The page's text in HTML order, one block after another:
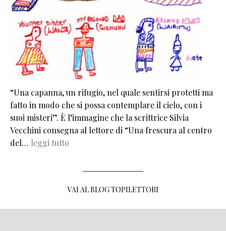
“Una capanna, un rifugio, nel quale sentirsi protetti ma
fatto in modo che si possa contemplare il cielo, con i
suoi misteri”. È l’immagine che la scrittrice Silvia
Vecchini consegna al lettore di “Una frescura al centro
del… leggi tutto
VAI AL BLOG TOPILETTORI